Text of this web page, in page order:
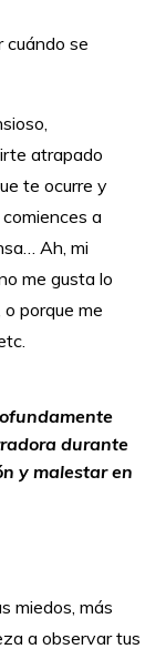
se
atrapado
te ocurre y
a
Ah, mi
me gusta lo
porque me
durante
y malestar en
miedos, más
a observar tus